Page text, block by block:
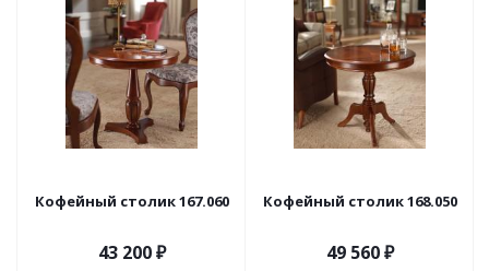
Кофейный столик 167.060
43 200 ₽
Кофейный столик 168.050
49 560 ₽